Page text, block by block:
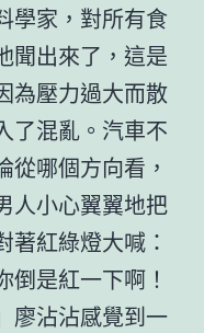
學家，對所有食
聞出來了，這是
為壓力過大而散
了混亂。汽車不
哪個方向看，
人小心翼翼地把
紅綠燈大喊：
倒是紅一下啊！
廖沾沾感覺到一